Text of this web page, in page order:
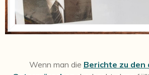
Wenn man die Berichte zu den